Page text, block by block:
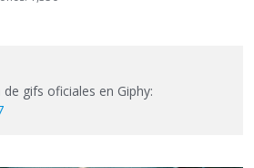
gifs oficiales en Giphy: